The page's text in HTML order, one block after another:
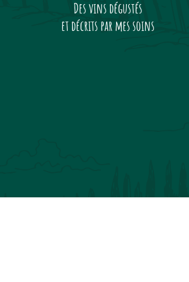
Des vins dégustés
et décrits par mes soins